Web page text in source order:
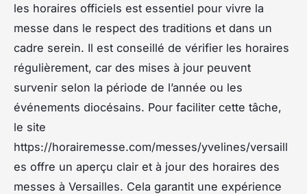
les horaires officiels est essentiel pour vivre la
messe dans le respect des traditions et dans un
cadre serein. Il est conseillé de vérifier les horaires
régulièrement, car des mises à jour peuvent
survenir selon la période de l’année ou les
événements diocésains. Pour faciliter cette tâche,
le site
https://horairemesse.com/messes/yvelines/versaill
es offre un aperçu clair et à jour des horaires des
messes à Versailles. Cela garantit une expérience